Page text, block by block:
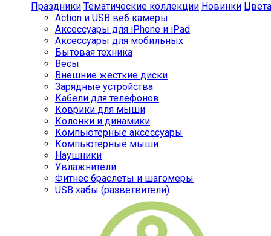
Праздники Тематические коллекции Новинки Цвета
Action и USB веб камеры
Аксессуары для iPhone и iPad
Аксессуары для мобильных
Бытовая техника
Весы
Внешние жесткие диски
Зарядные устройства
Кабели для телефонов
Коврики для мыши
Колонки и динамики
Компьютерные аксессуары
Компьютерные мыши
Наушники
Увлажнители
Фитнес браслеты и шагомеры
USB хабы (разветвители)